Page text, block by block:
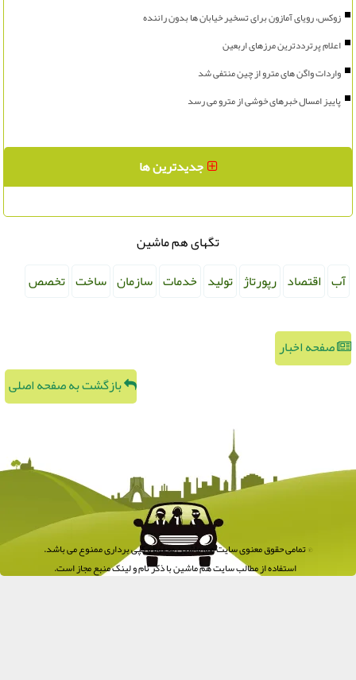
زوکس، رویای آمازون برای تسخیر خیابان ها بدون راننده
اعلام پرترددترین مرزهای اربعین
واردات واگن های مترو از چین منتفی شد
پاییز امسال خبرهای خوشی از مترو می رسد
جدیدترین ها
تگهای هم ماشین
آب
اقتصاد رپورتاژ تولید خدمات سازمان ساخت تخصص
صفحه اخبار
بازگشت به صفحه اصلی
© تمامی حقوق معنوی سایت هم ماشین محفوظ و کپی برداری ممنوع می باشد.
استفاده از مطالب سایت هم ماشین با ذکر نام و لینک منبع مجاز است.